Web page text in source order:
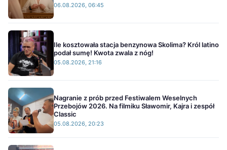
06.08.2026, 06:45
Ile kosztowała stacja benzynowa Skolima? Król latino
podał sumę! Kwota zwala z nóg!
05.08.2026, 21:16
Nagranie z prób przed Festiwalem Weselnych
Przebojów 2026. Na filmiku Sławomir, Kajra i zespół
Classic
05.08.2026, 20:23